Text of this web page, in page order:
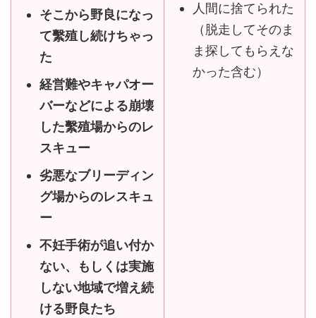
そこから野良になっ
て繫殖し続けちゃっ
た
経営難やキャパオー
バーなどによる崩壊
した繫殖場からのレ
スキュー
劣悪なブリーディン
グ場からのレスキュ
ー
不妊手術が追い付か
ない、もしくは実施
しない地域で増え続
ける野良たち
人間に捨てられた
（脱走してそのま
ま探してもらえな
かった含む）